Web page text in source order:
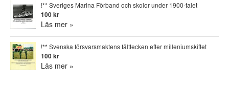
!** Sveriges Marina Förband och skolor under 1900-talet
100 kr
Läs mer »
!** Svenska försvarsmaktens fälttecken efter milleniumskiftet
100 kr
Läs mer »